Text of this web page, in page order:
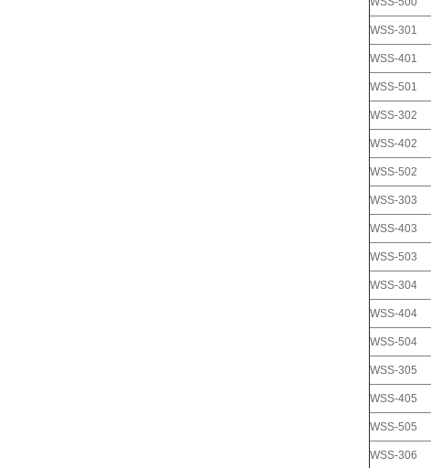
WSS-301
WSS-401
WSS-501
WSS-302
WSS-402
WSS-502
WSS-303
WSS-403
WSS-503
WSS-304
WSS-404
WSS-504
WSS-305
WSS-405
WSS-505
WSS-306